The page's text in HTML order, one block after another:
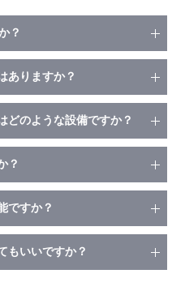
？
ありますか？
どのような設備ですか？
？
ですか？
もいいですか？